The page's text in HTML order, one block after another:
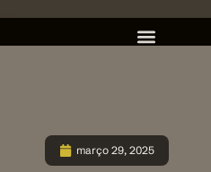
março 29, 2025